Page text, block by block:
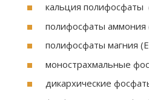
кальция полифосфаты
полифосфаты аммония
полифосфаты магния
монострахмальные
дикархические